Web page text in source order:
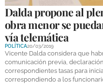
Dalda propone al
obra menor se
vía telemática
POLÍTICA20/03/2019
Vicente Dalda considera que
comunicación previa,
correspondientes tasas para
correspondiendo a los